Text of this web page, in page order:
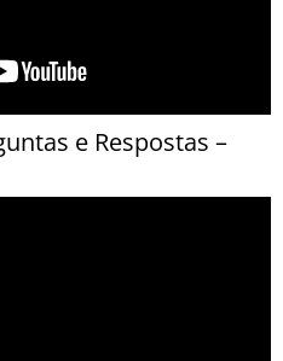
e Respostas –